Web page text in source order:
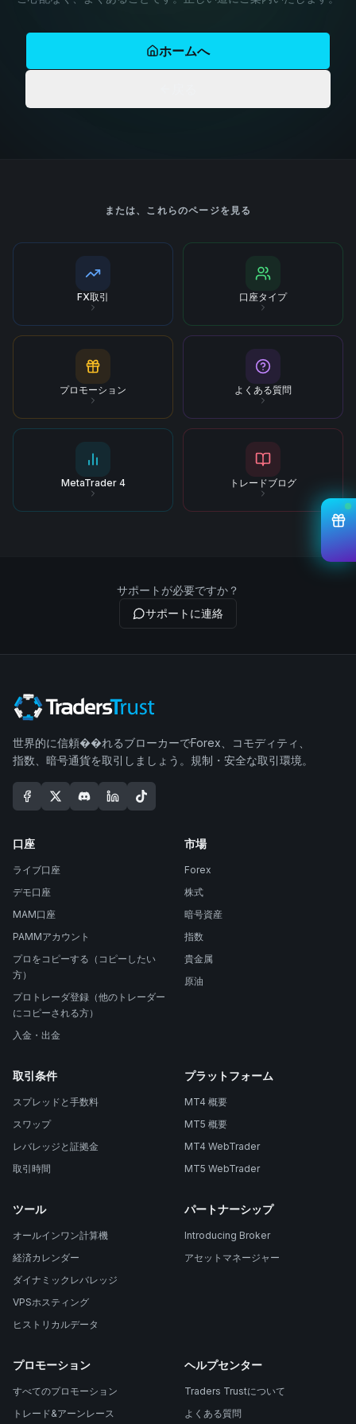
ホームへ
または、これらのページを見る
FX取引 口座タイプ
プロモーション よくある質問
MetaTrader 4 トレードブログ
サポートが必要ですか？
サポートに連絡
世界的に信頼��れるブローカーでForex、コモディティ、
指数、暗号通貨を取引しましょう。規制・安全な取引環境。
口座
ライブ口座
デモ口座
MAM口座
PAMMアカウント
プロをコピーする（コピーしたい
方）
プロトレーダ登録（他のトレーダー
にコピーされる方）
入金・出金
市場
Forex
株式
暗号資産
指数
貴金属
原油
取引条件
スプレッドと手数料
スワップ
レバレッジと証拠金
取引時間
プラットフォーム
MT4 概要
MT5 概要
MT4 WebTrader
MT5 WebTrader
ツール
オールインワン計算機
経済カレンダー
ダイナミックレバレッジ
VPSホスティング
ヒストリカルデータ
パートナーシップ
Introducing Broker
アセットマネージャー
プロモーション
すべてのプロモーション
トレード&アーンレース
ヘルプセンター
Traders Trustについて
よくある質問